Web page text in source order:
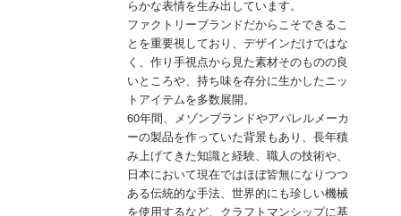
らかな表情を生み出しています。
ファクトリーブランドだからこそできるこ
とを重要視しており、デザインだけではな
く、作り手視点から見た素材そのものの良
いところや、持ち味を存分に生かしたニッ
トアイテムを多数展開。
60年間、メゾンブランドやアパレルメーカ
ーの製品を作っていた背景もあり、長年積
み上げてきた知識と経験、職人の技術や、
日本において現在ではほぼ皆無になりつつ
ある伝統的な手法、世界的にも珍しい機械
を使用するなど、クラフトマンシップに基